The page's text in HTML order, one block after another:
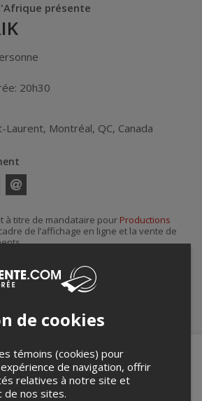
présente
20h30
Laurent, Montréal, QC, Canada
courriel
à titre de mandataire pour Productions
de l’affichage en ligne et la vente de
Productions Nuits d'Afrique
.
que vous n'êtes pas un
de cookies
témoins (cookies) pour
de navigation, offrir
relatives à notre site et
de nos sites.